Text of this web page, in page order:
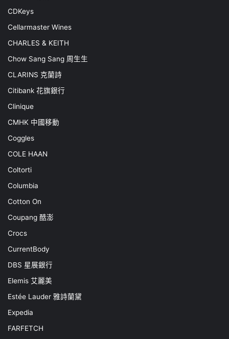
CDKeys
Cellarmaster Wines
CHARLES & KEITH
Chow Sang Sang 周生生
CLARINS 克蘭詩
Citibank 花旗銀行
Clinique
CMHK 中國移動
Coggles
COLE HAAN
Coltorti
Columbia
Cotton On
Coupang 酷澎
Crocs
CurrentBody
DBS 星展銀行
Elemis 艾麗美
Estée Lauder 雅詩蘭黛
Expedia
FARFETCH